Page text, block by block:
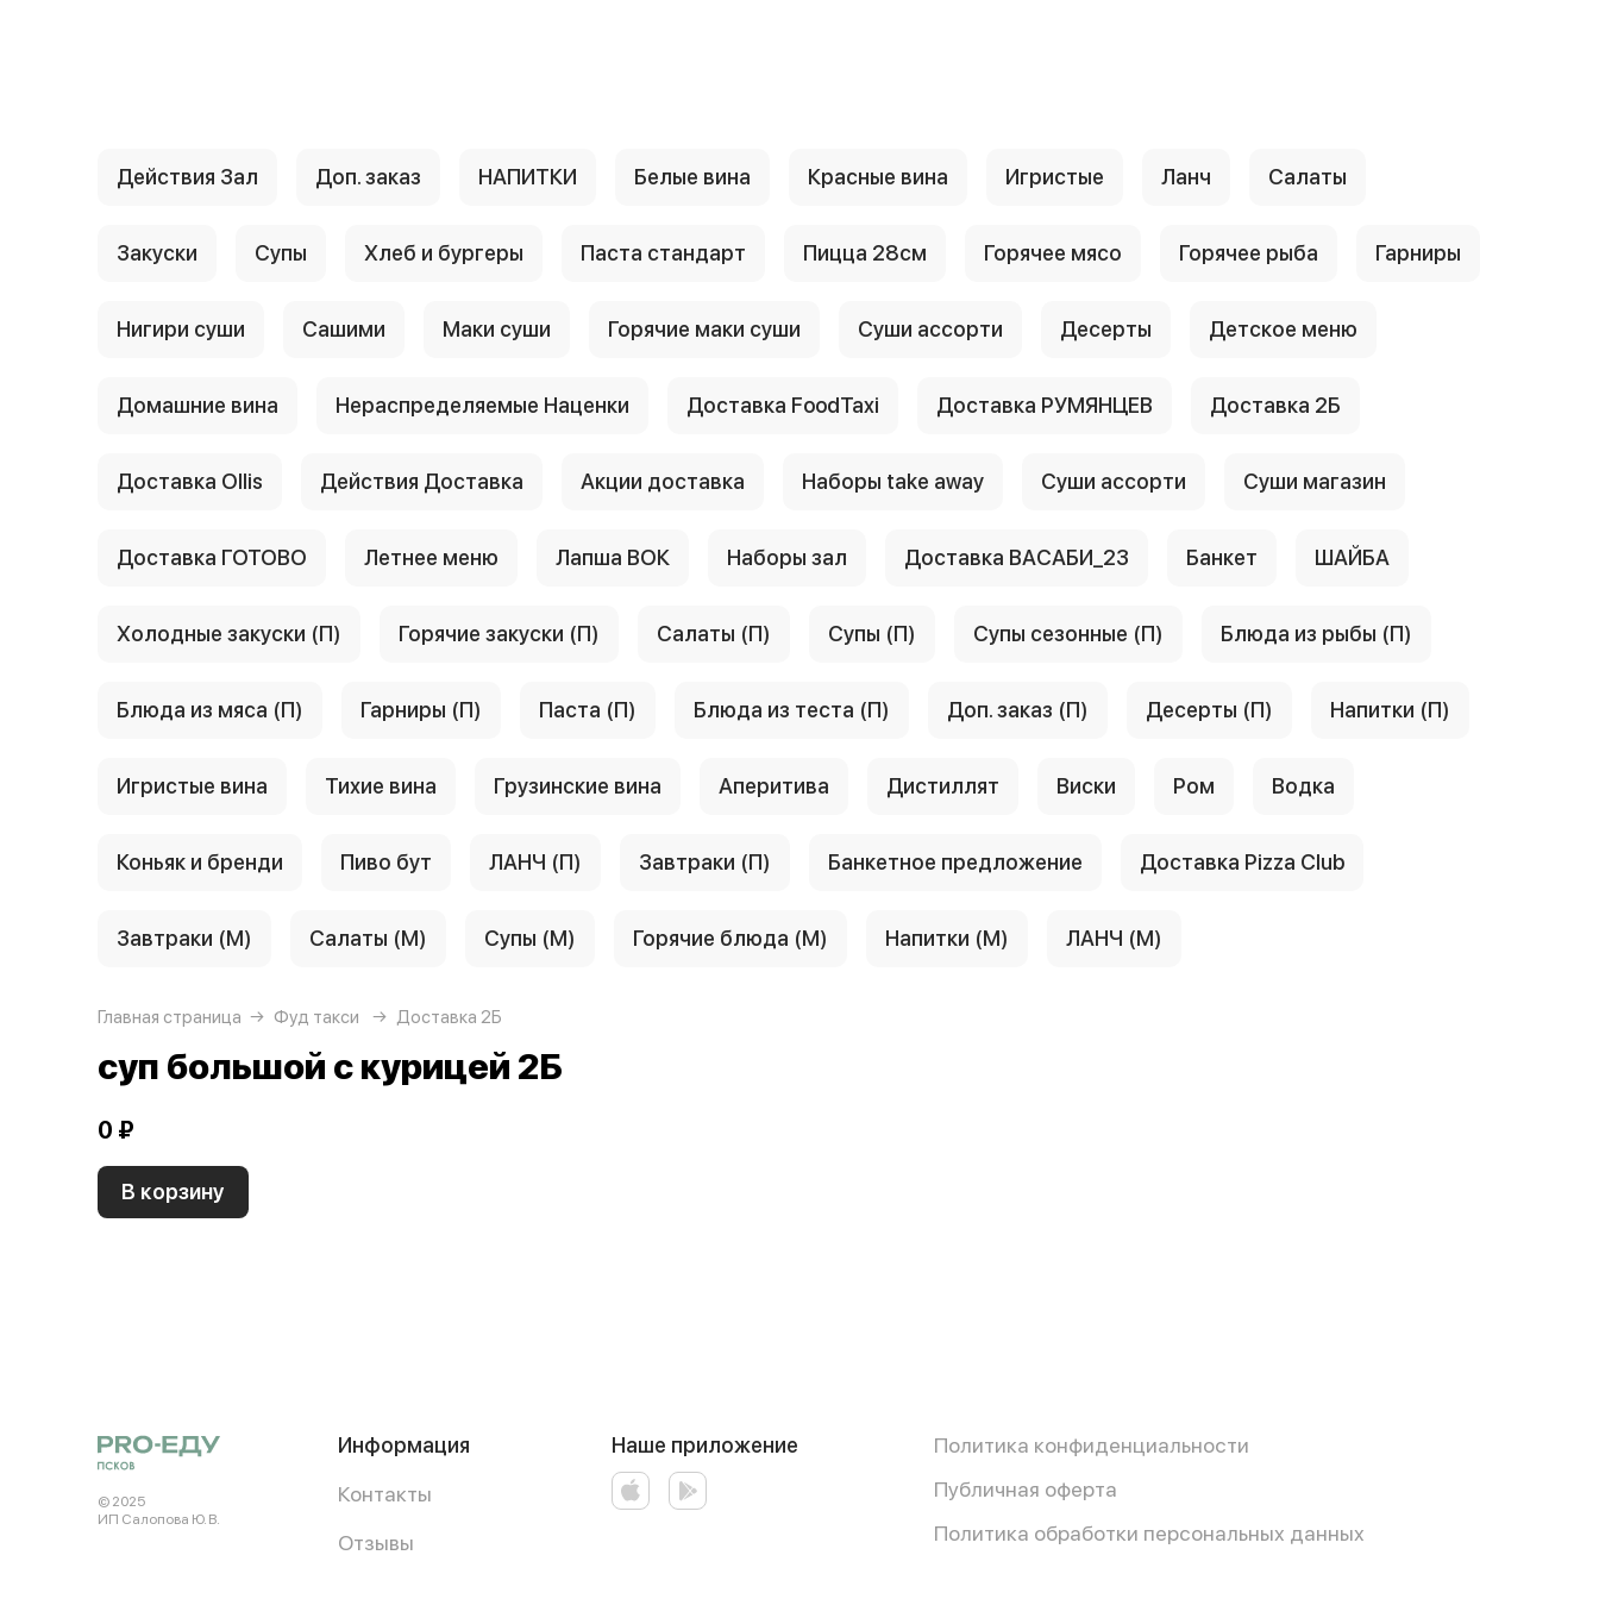
Действия Зал Доп. заказ НАПИТКИ Белые вина Красные вина Игристые Ланч Салаты
Закуски Супы Хлеб и бургеры Паста стандарт Пицца 28см Горячее мясо Горячее рыба Гарниры
Нигири суши Сашими Маки суши Горячие маки суши Суши ассорти Десерты Детское меню
Домашние вина Нераспределяемые Наценки Доставка FoodTaxi Доставка РУМЯНЦЕВ Доставка 2Б
Доставка Ollis Действия Доставка Акции доставка Наборы take away Суши ассорти Суши магазин
Доставка ГОТОВО Летнее меню Лапша ВОК Наборы зал Доставка ВАСАБИ_23 Банкет ШАЙБА
Холодные закуски (П) Горячие закуски (П) Салаты (П) Супы (П) Супы сезонные (П) Блюда из рыбы (П)
Блюда из мяса (П) Гарниры (П) Паста (П) Блюда из теста (П) Доп. заказ (П) Десерты (П) Напитки (П)
Игристые вина Тихие вина Грузинские вина Аперитива Дистиллят Виски Ром Водка
Коньяк и бренди Пиво бут ЛАНЧ (П) Завтраки (П) Банкетное предложение Доставка Pizza Club
Завтраки (М) Салаты (М) Супы (М) Горячие блюда (М) Напитки (М) ЛАНЧ (М)
Главная страница Фуд такси Доставка 2Б
суп большой с курицей 2Б
0 ₽
В корзину
© 2025
ИП Салопова Ю. В.
Информация
Контакты
Отзывы
Наше приложение
Политика конфиденциальности
Публичная оферта
Политика обработки персональных данных